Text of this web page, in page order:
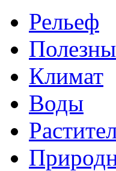
Рельеф
Климат
Воды